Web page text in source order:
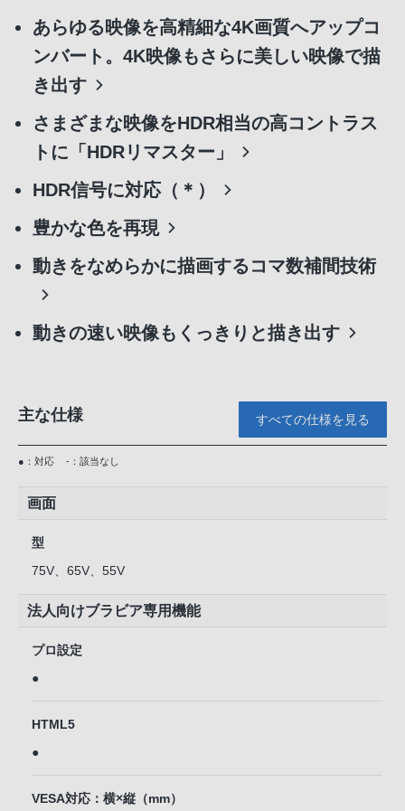
あらゆる映像を高精細な4K画質へアップコ
ンバート。4K映像もさらに美しい映像で描
き出す
さまざまな映像をHDR相当の高コントラス
トに「HDRリマスター」
HDR信号に対応（＊）
豊かな色を再現
動きをなめらかに描画するコマ数補間技術
動きの速い映像もくっきりと描き出す
主な仕様 すべての仕様を見る
●：対応 -：該当なし
画面
型
75V、65V、55V
法人向けブラビア専用機能
プロ設定
●
HTML5
●
VESA対応：横×縦（mm）